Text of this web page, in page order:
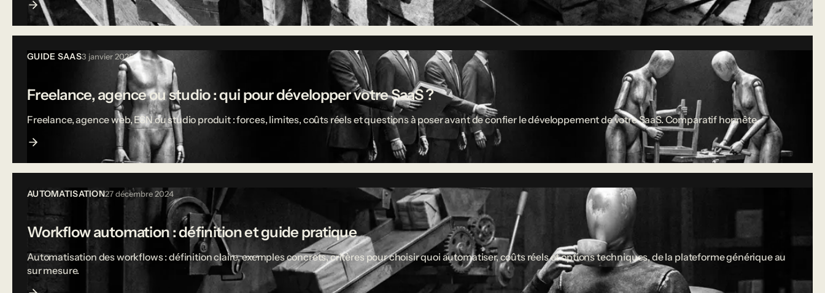
GUIDE SAAS3 janvier 2025
Freelance, agence ou studio : qui pour développer votre SaaS ?
Freelance, agence web, ESN ou studio produit : forces, limites, coûts réels et questions à poser avant de confier le développement de votre SaaS. Comparatif honnête.
AUTOMATISATION27 décembre 2024
Workflow automation : définition et guide pratique
Automatisation des workflows : définition claire, exemples concrets, critères pour choisir quoi automatiser, coûts réels et options techniques, de la plateforme générique au
sur mesure.